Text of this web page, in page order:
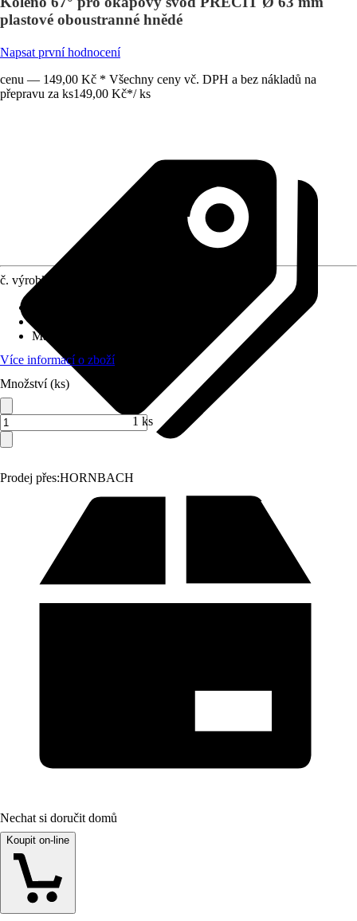
plastové oboustranné hnědé
Napsat první hodnocení
cenu — 149,00 Kč * Všechny ceny vč. DPH a bez nákladů na
přepravu za ks149,00 Kč*/ ks
Prodej přes:HORNBACH
č. výrobku
Materiál
Více informací o zboží
Množství (ks)
1 ks
Nechat si doručit domů
Koupit on-line